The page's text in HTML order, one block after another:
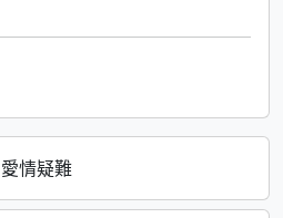
愛情疑難